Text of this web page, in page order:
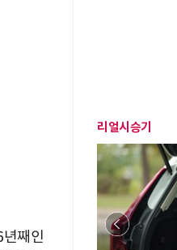
년째인
리얼시승기